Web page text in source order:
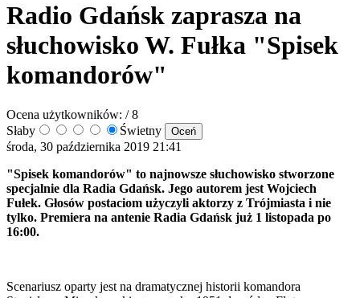
Radio Gdańsk zaprasza na
słuchowisko W. Fułka "Spisek
komandorów"
Ocena użytkowników: / 8
Słaby
Świetny
środa, 30 października 2019 21:41
"Spisek komandorów" to najnowsze słuchowisko stworzone
specjalnie dla Radia Gdańsk. Jego autorem jest Wojciech
Fułek. Głosów postaciom użyczyli aktorzy z Trójmiasta i nie
tylko. Premiera na antenie Radia Gdańsk już 1 listopada po
16:00.
Scenariusz oparty jest na dramatycznej historii komandora